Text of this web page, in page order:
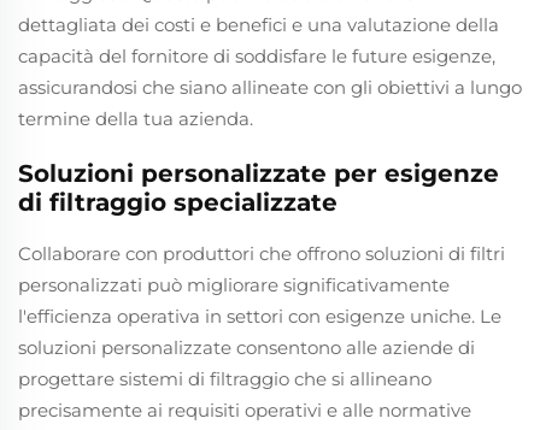
dettagliata dei costi e benefici e una valutazione della
capacità del fornitore di soddisfare le future esigenze,
assicurandosi che siano allineate con gli obiettivi a lungo
termine della tua azienda.
Soluzioni personalizzate per esigenze
di filtraggio specializzate
Collaborare con produttori che offrono soluzioni di filtri
personalizzati può migliorare significativamente
l'efficienza operativa in settori con esigenze uniche. Le
soluzioni personalizzate consentono alle aziende di
progettare sistemi di filtraggio che si allineano
precisamente ai requisiti operativi e alle normative